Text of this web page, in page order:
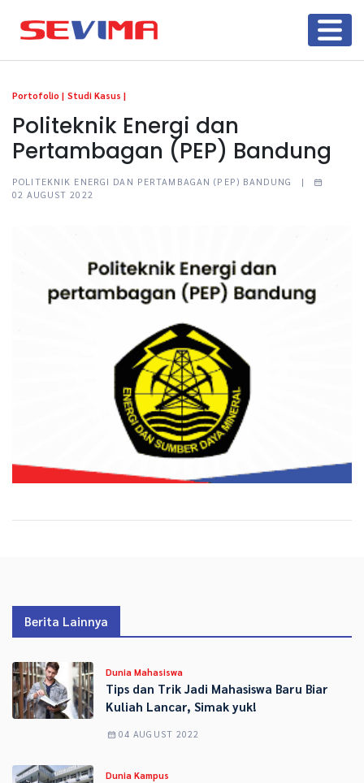
Portofolio | Studi Kasus |
Politeknik Energi dan
Pertambagan (PEP) Bandung
POLITEKNIK ENERGI DAN PERTAMBAGAN (PEP) BANDUNG |
02 AUGUST 2022
Berita Lainnya
Dunia Mahasiswa
Tips dan Trik Jadi Mahasiswa Baru Biar
Kuliah Lancar, Simak yuk!
04 AUGUST 2022
Dunia Kampus